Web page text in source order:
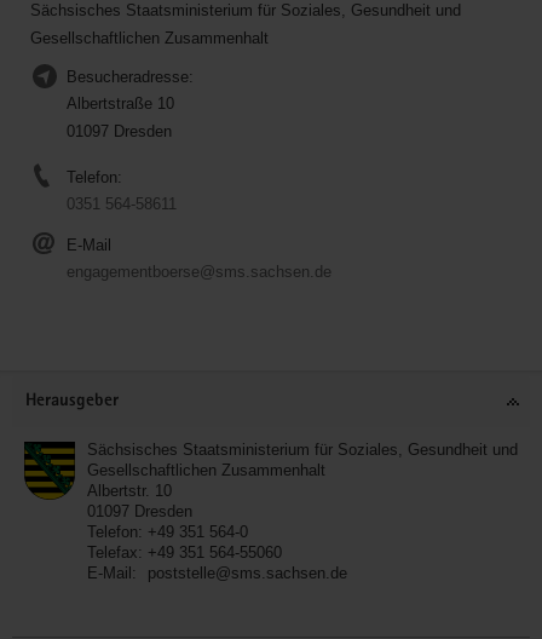
Sächsisches Staatsministerium für Soziales, Gesundheit und
Gesellschaftlichen Zusammenhalt
Besucheradresse:
Albertstraße 10
01097 Dresden
Telefon:
0351 564-58611
E-Mail
engagementboerse@sms.sachsen.de
Herausgeber
Sächsisches Staatsministerium für Soziales, Gesundheit und
Gesellschaftlichen Zusammenhalt
Albertstr. 10
01097 Dresden
Telefon: +49 351 564-0
Telefax: +49 351 564-55060
E-Mail:
poststelle@sms.sachsen.de